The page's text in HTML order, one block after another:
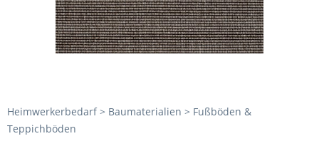
Heimwerkerbedarf > Baumaterialien > Fußböden &
Teppichböden